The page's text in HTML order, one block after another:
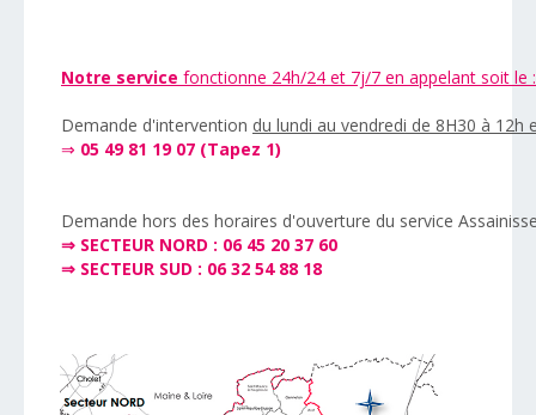
Notre service fonctionne 24h/24 et 7j/7 en appelant soit le :
Demande d'intervention du lundi au vendredi de 8H30 à 12h
⇒ 05 49 81 19 07 (Tapez 1)
Demande hors des horaires d'ouverture du service
⇒ SECTEUR NORD : 06 45 20 37 60
⇒ SECTEUR SUD : 06 32 54 88 18